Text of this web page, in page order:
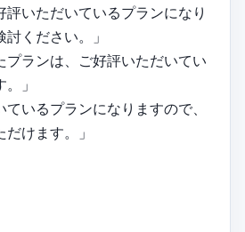
評いただいているプランになり
ください。」
プランは、ご好評いただいてい
」
ているプランになりますので、
けます。」